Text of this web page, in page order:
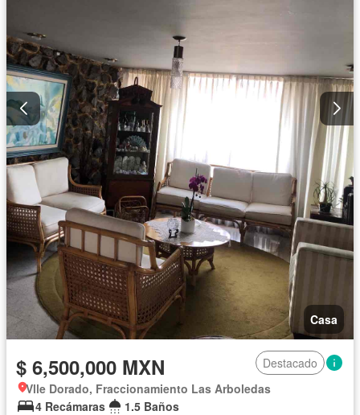
Casa
$ 6,500,000 MXN
Destacado
Vlle Dorado, Fraccionamiento Las Arboledas
4 Recámaras
1.5 Baños